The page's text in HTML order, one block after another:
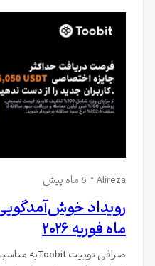
Alireza 6 ماه پیش
رویداد
ماه فوریه ۲۰۲۶